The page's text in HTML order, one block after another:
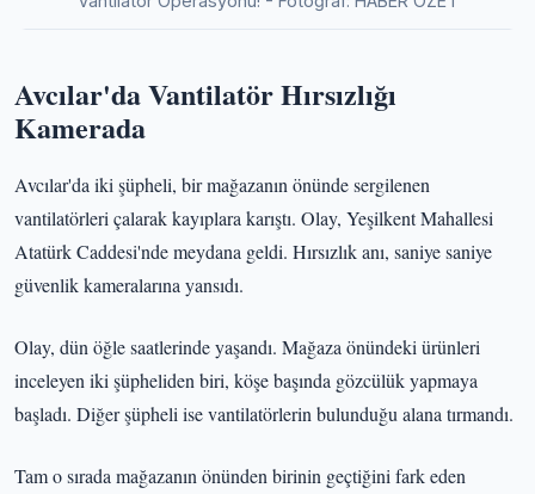
Avcılar'da Vantilatör Hırsızlığı
Kamerada
Avcılar'da iki şüpheli, bir mağazanın önünde sergilenen
vantilatörleri çalarak kayıplara karıştı. Olay, Yeşilkent Mahallesi
Atatürk Caddesi'nde meydana geldi. Hırsızlık anı, saniye saniye
güvenlik kameralarına yansıdı.
Olay, dün öğle saatlerinde yaşandı. Mağaza önündeki ürünleri
inceleyen iki şüpheliden biri, köşe başında gözcülük yapmaya
başladı. Diğer şüpheli ise vantilatörlerin bulunduğu alana tırmandı.
Tam o sırada mağazanın önünden birinin geçtiğini fark eden